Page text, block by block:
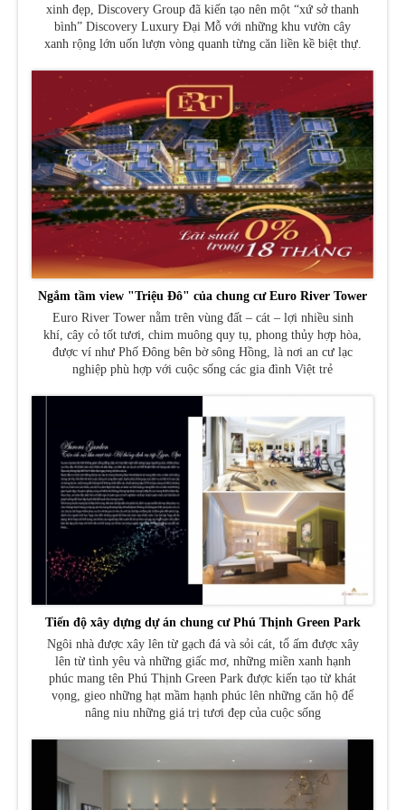
xinh đẹp, Discovery Group đã kiến tạo nên một “xứ sở thanh
bình” Discovery Luxury Đại Mỗ với những khu vườn cây
xanh rộng lớn uốn lượn vòng quanh từng căn liền kề biệt thự.
Ngắm tầm view "Triệu Đô" của chung cư Euro River Tower
Euro River Tower nằm trên vùng đất – cát – lợi nhiều sinh
khí, cây cỏ tốt tươi, chim muông quy tụ, phong thủy hợp hòa,
được ví như Phố Đông bên bờ sông Hồng, là nơi an cư lạc
nghiệp phù hợp với cuộc sống các gia đình Việt trẻ
Tiến độ xây dựng dự án chung cư Phú Thịnh Green Park
Ngôi nhà được xây lên từ gạch đá và sỏi cát, tổ ấm được xây
lên từ tình yêu và những giấc mơ, những miền xanh hạnh
phúc mang tên Phú Thịnh Green Park được kiến tạo từ khát
vọng, gieo những hạt mầm hạnh phúc lên những căn hộ để
nâng niu những giá trị tươi đẹp của cuộc sống